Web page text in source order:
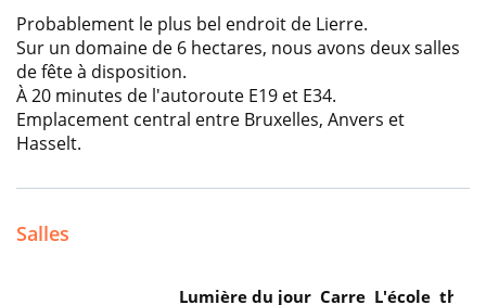
Probablement le plus bel endroit de Lierre.
Sur un domaine de 6 hectares, nous avons deux salles
de fête à disposition.
À 20 minutes de l'autoroute E19 et E34.
Emplacement central entre Bruxelles, Anvers et
Hasselt.
Salles
Lumière du jour Carre L'école